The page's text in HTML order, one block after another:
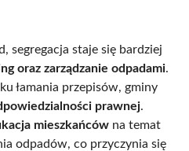
segregacja staje się bardziej
oraz zarządzanie odpadami.
łamania przepisów, gminy
prawnej.
mieszkańców na temat
odpadów, co przyczynia się